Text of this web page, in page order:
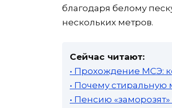
благодаря белому
нескольких метров.
Сейчас читают:
• Прохождение МСЭ:
• Почему стиральную
• Пенсию